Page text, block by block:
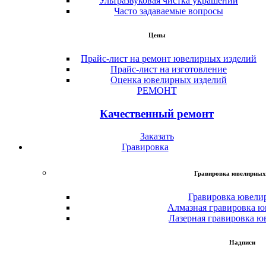
Часто задаваемые вопросы
Цены
Прайс-лист на ремонт ювелирных изделий
Прайс-лист на изготовление
Оценка ювелирных изделий
РЕМОНТ
Качественный ремонт
Заказать
Гравировка
Гравировка ювелирных
Гравировка
Алмазная гравировка
Лазерная гравировка
Надписи